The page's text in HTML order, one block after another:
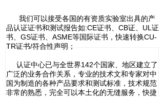
我们可以接受各国的有资质实验室出具的产
品认证证书和测试报告如:CE证书、CB证、UL证
书、GS证书、ASME等国际证书，快速转换CU-
TR证书/符合性声明；
认证中心已与全世界142个国家、地区建立了
广泛的业务合作关系，专业的技术文和专家对中
国为制造的各种产品要求和测试标准，技术规范
非常的熟悉，完全可以本土化的无缝服务，快捷